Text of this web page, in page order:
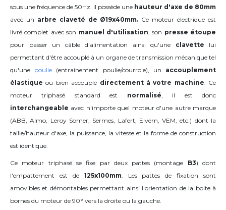
sous une fréquence de 50Hz. Il possède une hauteur d'axe de 80mm
avec un arbre claveté de Ø19x40mm. Ce moteur électrique est
livré complet avec son manuel d'utilisation, son presse étoupe
pour passer un câble d'alimentation ainsi qu'une clavette lui
permettant d'être accouplé à un organe de transmission mécanique tel
qu'une poulie (entrainement poulie/courroie), un accouplement
élastique ou bien accouplé directement à votre machine. Ce
moteur triphasé standard est normalisé, il est donc
interchangeable avec n'importe quel moteur d'une autre marque
(ABB, Almo, Leroy Somer, Sermes, Lafert, Elvem, VEM, etc.) dont la
taille/hauteur d'axe, la puissance, la vitesse et la forme de construction
est identique.
Ce moteur triphasé se fixe par deux pattes (montage B3) dont
l'empattement est de 125x100mm. Les pattes de fixation sont
amovibles et démontables permettant ainsi l'orientation de la boite à
bornes du moteur de 90° vers la droite ou la gauche.